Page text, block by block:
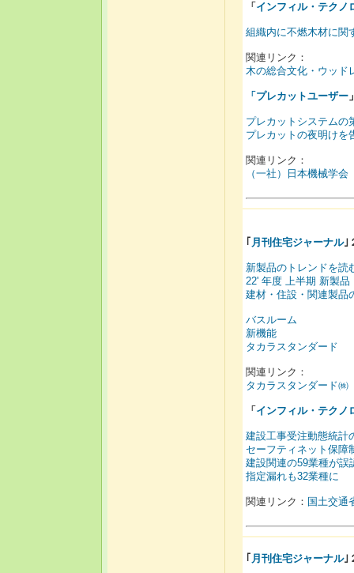
「 インフィル・テクノ
組織内に不燃木材に関
関連リンク：
木の総合文化・ウッド
「 プレカットユーザー
プレカットシステムの
プレカットの夜明けを
関連リンク：
（一社）日本機械学会
｢ 月刊住宅ジャーナル｣
新製品のトレンドを読
22' 年度 上半期 新製品
建材・住設・関連製品
バスルーム
新機能
タカラスタンダード
関連リンク：
タカラスタンダード㈱
「 インフィル・テクノ
建設工事受注動態統計
セーフティネット保障
建設関連の59業種が誤
指定漏れも32業種に
関連リンク： 国土交通
｢ 月刊住宅ジャーナル｣